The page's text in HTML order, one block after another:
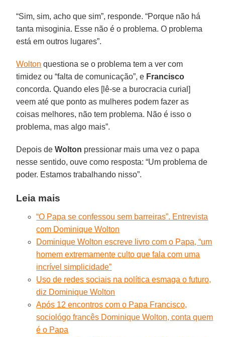
“Sim, sim, acho que sim”, responde. “Porque não há
tanta misoginia. Esse não é o problema. O problema
está em outros lugares”.
Wolton questiona se o problema tem a ver com
timidez ou “falta de comunicação”, e Francisco
concorda. Quando eles [lê-se a burocracia curial]
veem até que ponto as mulheres podem fazer as
coisas melhores, não tem problema. Não é isso o
problema, mas algo mais”.
Depois deWolton pressionar mais uma vez o papa
nesse sentido, ouve como resposta: “Um problema de
poder. Estamos trabalhando nisso”.
Leia mais
“O Papa se confessou sem barreiras”. Entrevista
com Dominique Wolton
Dominique Wolton escreve livro com o Papa, “um
homem extremamente culto que fala com uma
incrível simplicidade”
Uso de redes sociais na política esmaga o futuro,
diz Dominique Wolton
Após 12 encontros com o Papa Francisco,
sociológo francês Dominique Wolton, conta quem
é o Papa